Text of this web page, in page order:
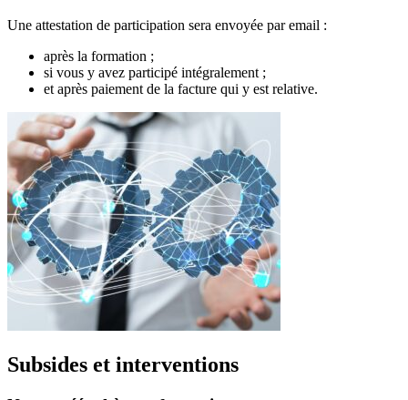
Une attestation de participation sera envoyée par email :
après la formation ;
si vous y avez participé intégralement ;
et après paiement de la facture qui y est relative.
Subsides et interventions